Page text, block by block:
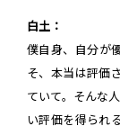
白土：
僕自身、自分が
そ、本当は評価
ていて。そんな
い評価を得られ